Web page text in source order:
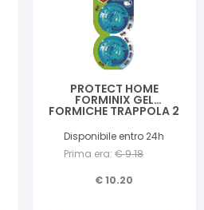
PROTECT HOME
FORMINIX GEL
FORMICHE TRAPPOLA 2
Disponibile entro 24h
Prima era: €9.18
€10.20